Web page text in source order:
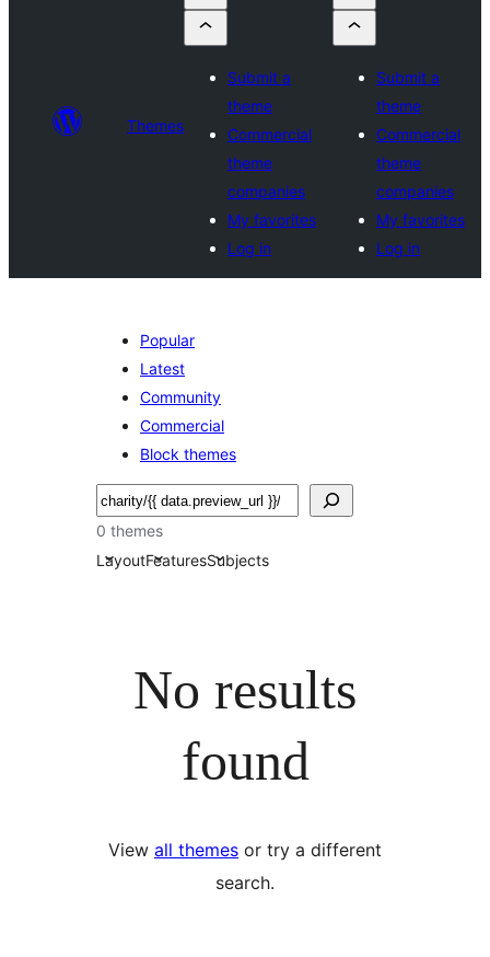
Themes
Submit a
theme
Commercial
theme
companies
My favorites
Log in
Submit a
theme
Commercial
theme
companies
My favorites
Log in
Popular
Latest
Community
Commercial
Block themes
تلاش
0 themes
LayoutFeaturesSubjects
No results
found
View all themes or try a different
search.